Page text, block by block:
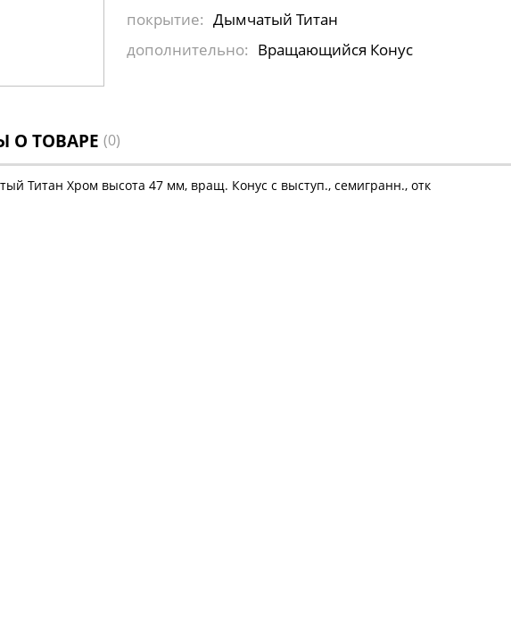
покрытие: Дымчатый Титан
дополнительно: Вращающийся Конус
О ТОВАРЕ (0)
Титан Хром высота 47 мм, вращ. Конус с выступ., семигранн., отк